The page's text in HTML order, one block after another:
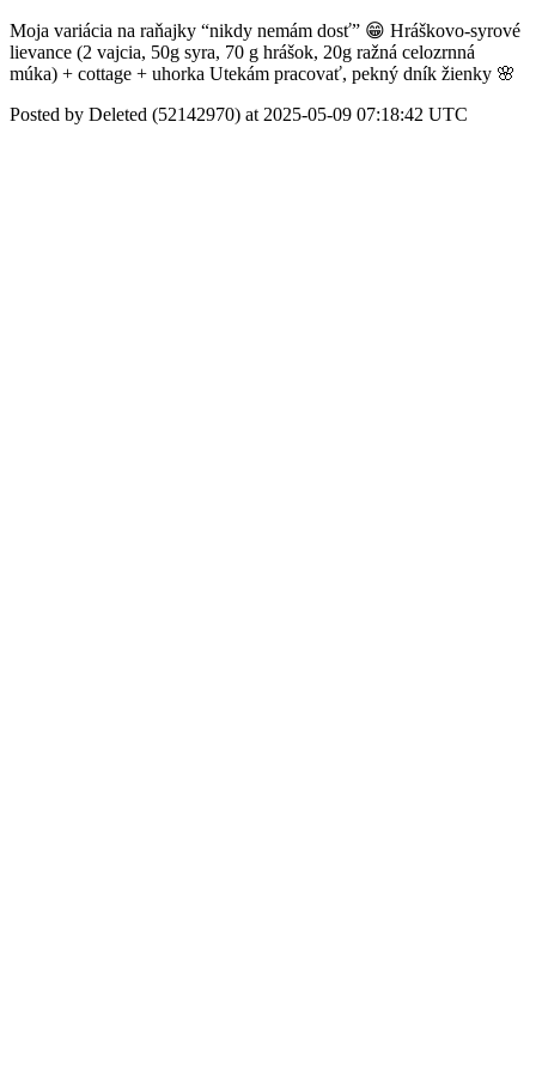
Moja variácia na raňajky “nikdy nemám dosť” 😁 Hráškovo-syrové
lievance (2 vajcia, 50g syra, 70 g hrášok, 20g ražná celozrnná
múka) + cottage + uhorka Utekám pracovať, pekný dník žienky 🌸
Posted by Deleted (52142970) at 2025-05-09 07:18:42 UTC